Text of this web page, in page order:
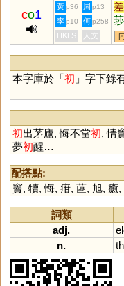
co1
黃 p36 周 p13 差
莏
李 p10 何 p258
HKLS 人文
本字庫於「初 」字下錄
初出茅廬, 悔不當初, 情
夢初醒…
配搭點:
竇, 犢,悔, 疳, 蓲, 旭, 癒,
詞類
adj.
n.